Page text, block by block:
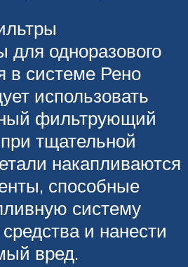
для одноразового
в системе Рено
использовать
фильтрующий
тщательной
накапливаются
способные
систему
и нанести
вред.